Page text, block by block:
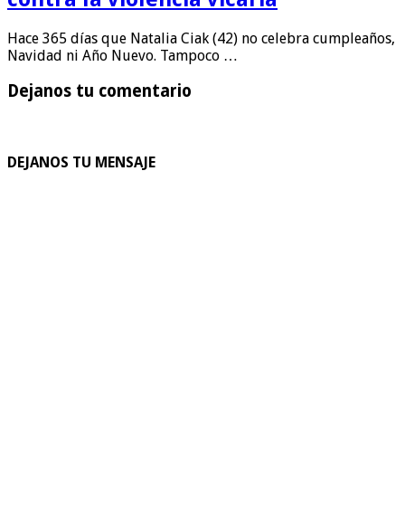
Hace 365 días que Natalia Ciak (42) no celebra cumpleaños,
Navidad ni Año Nuevo. Tampoco …
Dejanos tu comentario
DEJANOS TU MENSAJE